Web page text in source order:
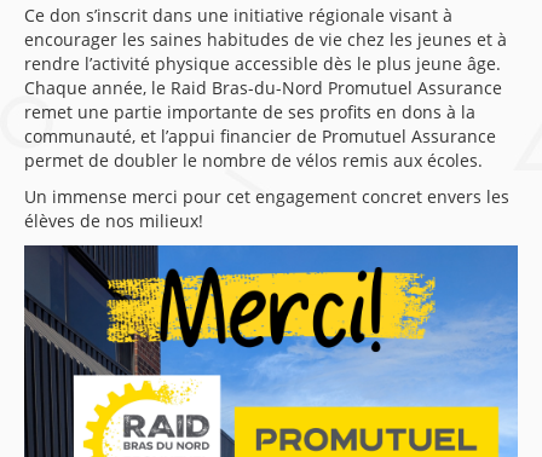
Ce don s’inscrit dans une initiative régionale visant à
encourager les saines habitudes de vie chez les jeunes et à
rendre l’activité physique accessible dès le plus jeune âge.
Chaque année, le Raid Bras-du-Nord Promutuel Assurance
remet une partie importante de ses profits en dons à la
communauté, et l’appui financier de Promutuel Assurance
permet de doubler le nombre de vélos remis aux écoles.
Un immense merci pour cet engagement concret envers les
élèves de nos milieux!